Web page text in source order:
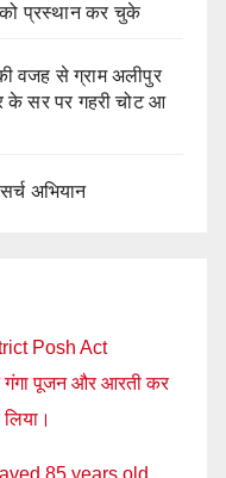
प्रस्थान कर चुके
वजह से ग्राम अलीपुर
के सर पर गहरी चोट आ
अभियान
Posh Act
गंगा पूजन और आरती कर
लिया।
85 years old